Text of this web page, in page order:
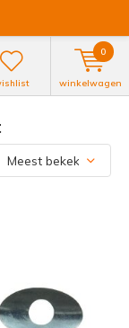
winkelwagen
0